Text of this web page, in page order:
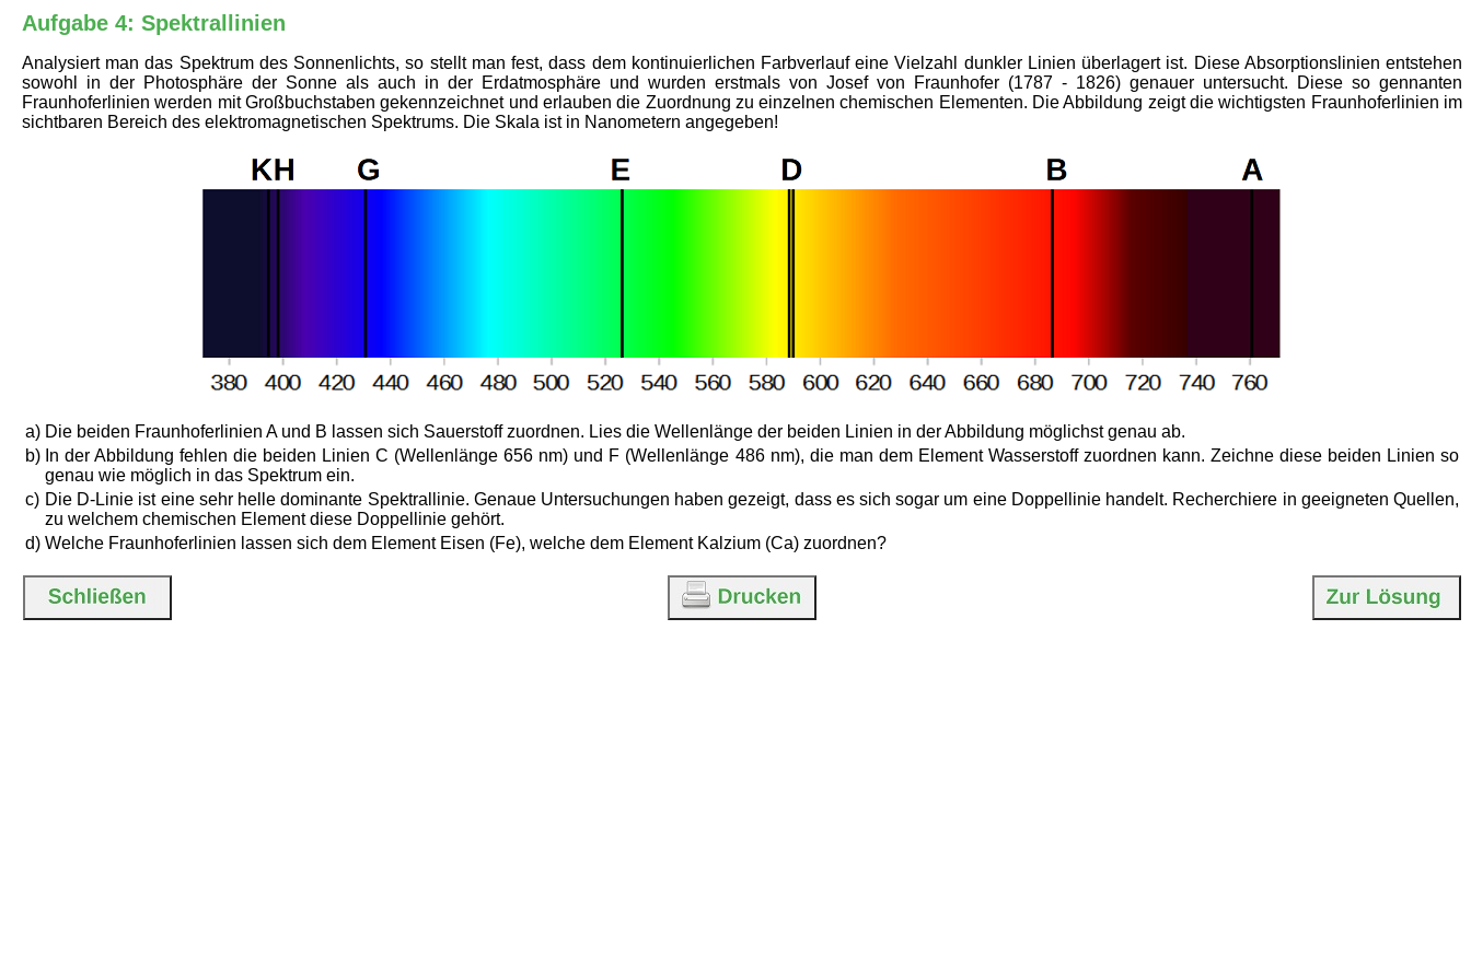
Aufgabe 4: Spektrallinien
Analysiert man das Spektrum des Sonnenlichts, so stellt man fest, dass dem kontinuierlichen Farbverlauf eine Vielzahl dunkler Linien überlagert ist. Diese Absorptionslinien entstehen
sowohl in der Photosphäre der Sonne als auch in der Erdatmosphäre und wurden erstmals von Josef von Fraunhofer (1787 - 1826) genauer untersucht. Diese so gennanten
Fraunhoferlinien werden mit Großbuchstaben gekennzeichnet und erlauben die Zuordnung zu einzelnen chemischen Elementen. Die Abbildung zeigt die wichtigsten Fraunhoferlinien im
sichtbaren Bereich des elektromagnetischen Spektrums. Die Skala ist in Nanometern angegeben!
a) Die beiden Fraunhoferlinien A und B lassen sich Sauerstoff zuordnen. Lies die Wellenlänge der beiden Linien in der Abbildung möglichst genau ab.
b) In der Abbildung fehlen die beiden Linien C (Wellenlänge 656 nm) und F (Wellenlänge 486 nm), die man dem Element Wasserstoff zuordnen kann. Zeichne diese beiden Linien so
genau wie möglich in das Spektrum ein.
c) Die D-Linie ist eine sehr helle dominante Spektrallinie. Genaue Untersuchungen haben gezeigt, dass es sich sogar um eine Doppellinie handelt. Recherchiere in geeigneten Quellen,
zu welchem chemischen Element diese Doppellinie gehört.
d) Welche Fraunhoferlinien lassen sich dem Element Eisen (Fe), welche dem Element Kalzium (Ca) zuordnen?